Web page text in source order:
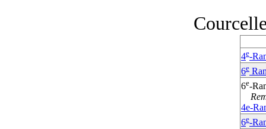
4e-
6e
6e-
4e-
6e-